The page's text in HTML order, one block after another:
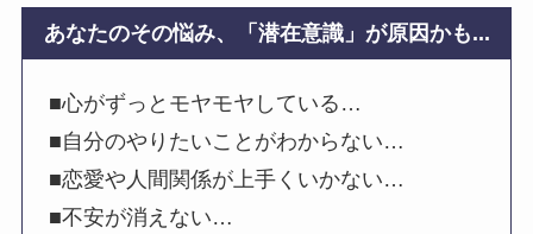
あなたのその悩み、「潜在意識」が原因かも...
■心がずっとモヤモヤしている…
■自分のやりたいことがわからない…
■恋愛や人間関係が上手くいかない…
■不安が消えない…